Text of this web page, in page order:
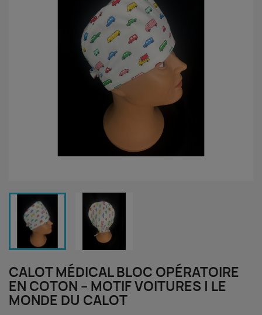
CALOT MÉDICAL BLOC OPÉRATOIRE
EN COTON – MOTIF VOITURES | LE
MONDE DU CALOT